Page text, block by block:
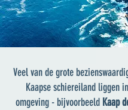
Veel van de grote
Kaapse schiereiland liggen
omgeving - bijvoorbeeld Kaap